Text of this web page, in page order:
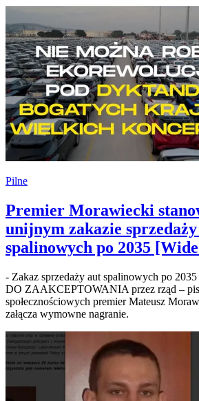
Pilne
Premier Morawiecki
unijnym zakazie
spalinowych po 2035
- Zakaz sprzedaży aut spalinowych po
DO ZAAKCEPTOWANIA przez rząd –
społecznościowych premier Mateusz
załącza wymowne nagranie.